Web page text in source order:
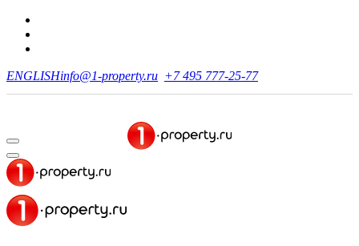
ENGLISHinfo@1-property.ru +7 495 777-25-77